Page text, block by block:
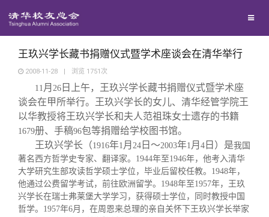
地区联络
年级联络
院系校友工作
专业委员会
兴趣群体
回馈母校
捐赠项目
捐赠新闻
捐赠纪事
捐赠方法
媒体平台
《清华校友通讯》
《水木清华》
我要订阅
百年清华
清华人物
清华故事
校友服务
终身学习
校友总会
王玖兴学长藏书捐赠仪式暨学术座谈会在清华举行
2008-11-28 | 浏览 1751 次
11 月 26 日上午，王玖兴学长藏书捐赠仪式暨学术座
谈会在甲所举行。王玖兴学长的女儿、清华经管学院王
以华教授将王玖兴学长和夫人范祖珠女士遗存的书籍
1679册、手稿96包等捐赠给学校图书馆。
王玖兴学长（1916年1 月 24 日～2003年1 月 4 日）是我国
著名西方哲学史专家、翻译家。 1944年至1946年，他考入清华
大学研究生部攻读哲学硕士学位，毕业后留校任教。 1948年，
他通过公费留学考试，前往欧洲留学。 1948年至1957年，王玖
兴学长在瑞士弗莱堡大学学习，获得硕士学位，同时教授中国
哲学。 1957年6月，在周恩来总理的亲自关怀下王玖兴学长举家